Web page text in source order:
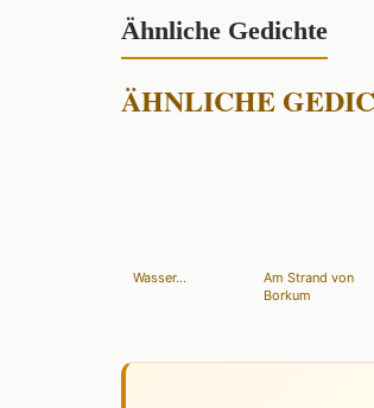
Ähnliche Gedichte
ÄHNLICHE
Wasser...
Am Strand von
Borkum